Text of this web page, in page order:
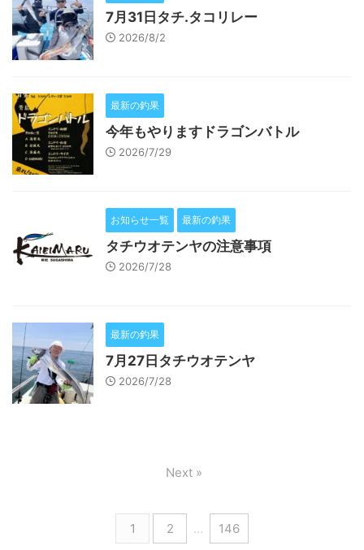
7月31日タチ.タコリレー
2026/8/2
最新の釣果
今年もやりますドラゴンバトル
2026/7/29
お知らせ一覧 最新の釣果
タチウオテンヤの注意事項
2026/7/28
最新の釣果
7月27日タチウオテンヤ
2026/7/28
1 2 … 146
Next »